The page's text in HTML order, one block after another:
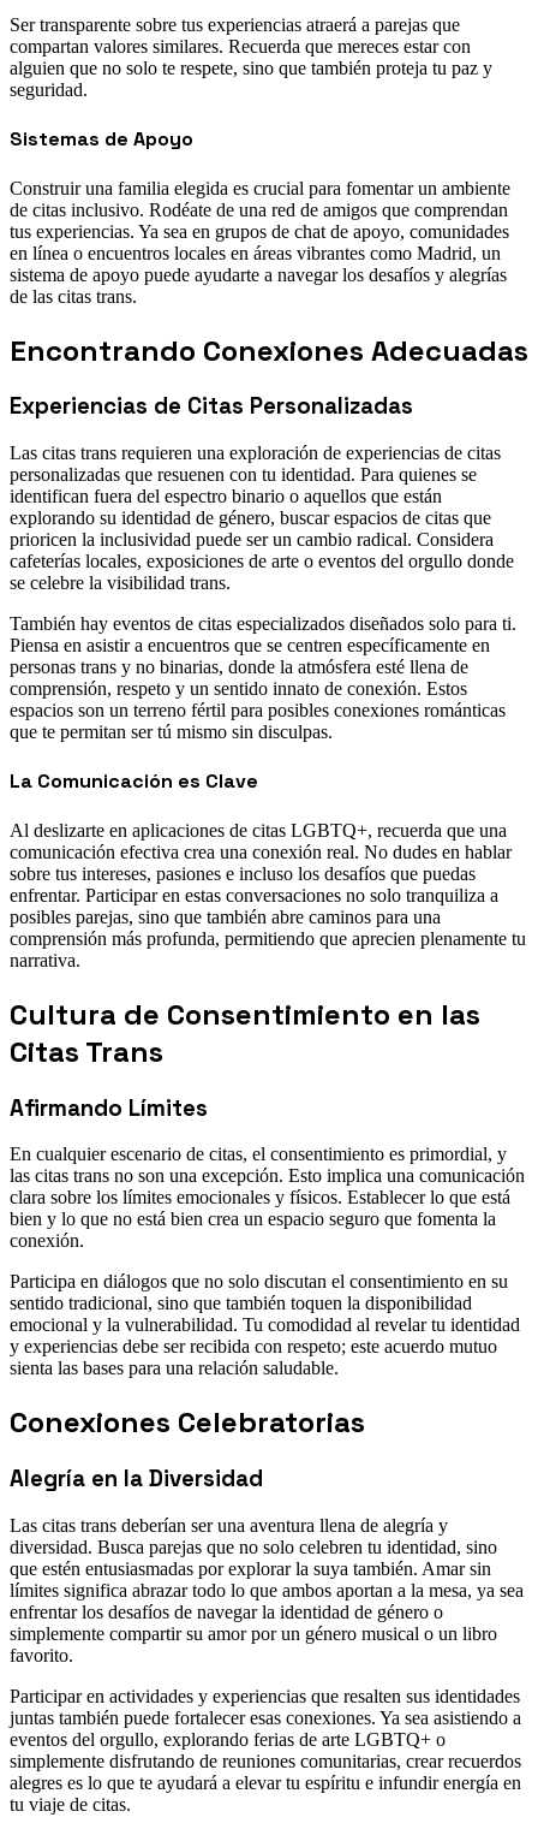
Ser transparente sobre tus experiencias atraerá a parejas que
compartan valores similares. Recuerda que mereces estar con
alguien que no solo te respete, sino que también proteja tu paz y
seguridad.
Sistemas de Apoyo
Construir una familia elegida es crucial para fomentar un ambiente
de citas inclusivo. Rodéate de una red de amigos que comprendan
tus experiencias. Ya sea en grupos de chat de apoyo, comunidades
en línea o encuentros locales en áreas vibrantes como Madrid, un
sistema de apoyo puede ayudarte a navegar los desafíos y alegrías
de las citas trans.
Encontrando Conexiones Adecuadas
Experiencias de Citas Personalizadas
Las citas trans requieren una exploración de experiencias de citas
personalizadas que resuenen con tu identidad. Para quienes se
identifican fuera del espectro binario o aquellos que están
explorando su identidad de género, buscar espacios de citas que
prioricen la inclusividad puede ser un cambio radical. Considera
cafeterías locales, exposiciones de arte o eventos del orgullo donde
se celebre la visibilidad trans.
También hay eventos de citas especializados diseñados solo para ti.
Piensa en asistir a encuentros que se centren específicamente en
personas trans y no binarias, donde la atmósfera esté llena de
comprensión, respeto y un sentido innato de conexión. Estos
espacios son un terreno fértil para posibles conexiones románticas
que te permitan ser tú mismo sin disculpas.
La Comunicación es Clave
Al deslizarte en aplicaciones de citas LGBTQ+, recuerda que una
comunicación efectiva crea una conexión real. No dudes en hablar
sobre tus intereses, pasiones e incluso los desafíos que puedas
enfrentar. Participar en estas conversaciones no solo tranquiliza a
posibles parejas, sino que también abre caminos para una
comprensión más profunda, permitiendo que aprecien plenamente tu
narrativa.
Cultura de Consentimiento en las
Citas Trans
Afirmando Límites
En cualquier escenario de citas, el consentimiento es primordial, y
las citas trans no son una excepción. Esto implica una comunicación
clara sobre los límites emocionales y físicos. Establecer lo que está
bien y lo que no está bien crea un espacio seguro que fomenta la
conexión.
Participa en diálogos que no solo discutan el consentimiento en su
sentido tradicional, sino que también toquen la disponibilidad
emocional y la vulnerabilidad. Tu comodidad al revelar tu identidad
y experiencias debe ser recibida con respeto; este acuerdo mutuo
sienta las bases para una relación saludable.
Conexiones Celebratorias
Alegría en la Diversidad
Las citas trans deberían ser una aventura llena de alegría y
diversidad. Busca parejas que no solo celebren tu identidad, sino
que estén entusiasmadas por explorar la suya también. Amar sin
límites significa abrazar todo lo que ambos aportan a la mesa, ya sea
enfrentar los desafíos de navegar la identidad de género o
simplemente compartir su amor por un género musical o un libro
favorito.
Participar en actividades y experiencias que resalten sus identidades
juntas también puede fortalecer esas conexiones. Ya sea asistiendo a
eventos del orgullo, explorando ferias de arte LGBTQ+ o
simplemente disfrutando de reuniones comunitarias, crear recuerdos
alegres es lo que te ayudará a elevar tu espíritu e infundir energía en
tu viaje de citas.